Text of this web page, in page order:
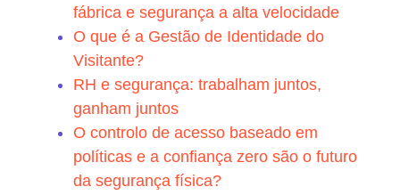
fábrica e segurança a alta velocidade
O que é a Gestão de Identidade do
Visitante?
RH e segurança: trabalham juntos,
ganham juntos
O controlo de acesso baseado em
políticas e a confiança zero são o futuro
da segurança física?